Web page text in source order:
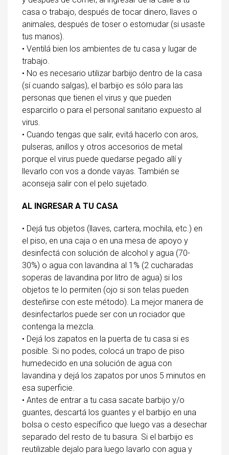
casa o trabajo, después de tocar dinero, llaves o
animales, después de toser o estornudar (si usaste
tus manos).
• Ventilá bien los ambientes de tu casa y lugar de
trabajo.
• No es necesario utilizar barbijo dentro de la casa
(sí cuando salgas), el barbijo es sólo para las
personas que tienen el virus y que pueden
esparcirlo o para el personal sanitario expuesto al
virus.
• Cuando tengas que salir, evitá hacerlo con aros,
pulseras, anillos y otros accesorios de metal
porque el virus puede quedarse pegado allí y
llevarlo con vos a donde vayas. También se
aconseja salir con el pelo sujetado.
AL INGRESAR A TU CASA
• Dejá tus objetos (llaves, cartera, mochila, etc.) en
el piso, en una caja o en una mesa de apoyo y
desinfectá con solución de alcohol y agua (70-
30%) o agua con lavandina al 1% (2 cucharadas
soperas de lavandina por litro de agua) si los
objetos te lo permiten (ojo si son telas pueden
desteñirse con este método). La mejor manera de
desinfectarlos puede ser con un rociador que
contenga la mezcla.
• Dejá los zapatos en la puerta de tu casa si es
posible. Si no podes, colocá un trapo de piso
humedecido en una solución de agua con
lavandina y dejá los zapatos por unos 5 minutos en
esa superficie.
• Antes de entrar a tu casa sacate barbijo y/o
guantes, descartá los guantes y el barbijo en una
bolsa o cesto específico que luego vas a desechar
separado del resto de tu basura. Si el barbijo es
reutilizable dejalo para luego lavarlo con agua y